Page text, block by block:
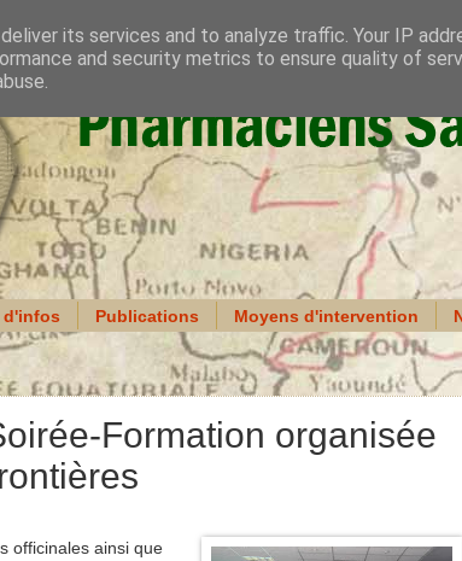
d'infos Publications Moyens d'intervention
Formation organisée
officinales ainsi que
its services and to analyze traffic. Your IP
and security metrics to ensure quality of